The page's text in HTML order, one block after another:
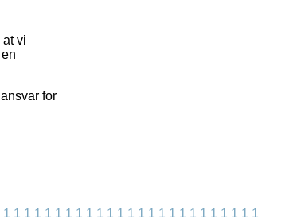
vi
for
1 1 1 1 1 1 1 1 1 1 1 1 1 1 1 1 1 1 1 1 1 1 1 1 1